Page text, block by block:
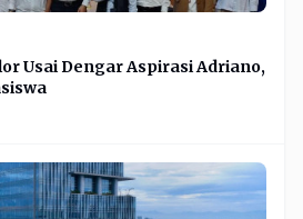
Usai Dengar Aspirasi Adriano,